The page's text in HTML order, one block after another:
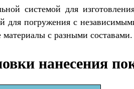
системой для
для погружения с
материалы с разными составами.
нанесения